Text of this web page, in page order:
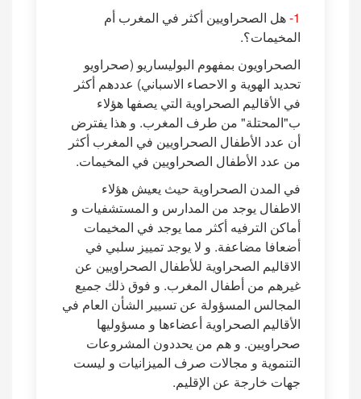
1- هل الصحراويين أكثر في المغرب أم
المخيمات؟.
الصحراويون بمفهوم البوليساريو (صحراويو
تحديد الهوية و الاحصاء الاسباني) عددهم أكثر
في الأقاليم الصحراوية التي يصفها هؤلاء
ب"المحتلة" من طرف المغرب. و هذا يفترض
أن عدد الأطفال الصحراويين في المغرب أكثر
من عدد الأطفال الصحراويين في المخيمات.
في المدن الصحراوية حيث يعيش هؤلاء
الاطفال يوجد من المدارس و المستشفيات و
أماكن الترفيه أكثر مما يوجد في المخيمات
أضعافا مضاعفة. و لا يوجد تمييز سلبي في
الاقاليم الصحراوية للأطفال الصحراويين عن
غيرهم من أطفال المغرب. و فوق ذلك جميع
المجالس المسؤولة عن تسيير الشأن العام في
الأقاليم الصحراوية أعضاءها و مسؤوليها
صحراويين. و هم من يحددون المشروعات
التنموية و مجالات صرف الميزانيات و ليست
جهات خارجة عن الإقليم.